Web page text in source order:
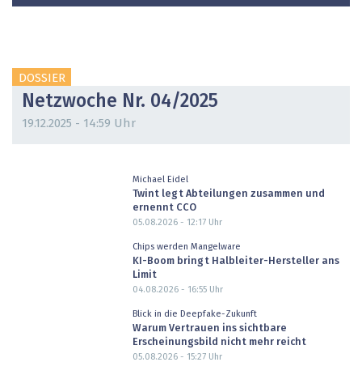
DOSSIER
Netzwoche Nr. 04/2025
19.12.2025 - 14:59 Uhr
Michael Eidel
Twint legt Abteilungen zusammen und
ernennt CCO
05.08.2026 - 12:17Uhr
Chips werden Mangelware
KI-Boom bringt Halbleiter-Hersteller ans
Limit
04.08.2026 - 16:55Uhr
Blick in die Deepfake-Zukunft
Warum Vertrauen ins sichtbare
Erscheinungsbild nicht mehr reicht
05.08.2026 - 15:27Uhr